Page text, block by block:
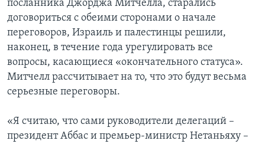
посланника Джорджа Митчелла, старались
договориться с обеими сторонами о начале
переговоров, Израиль и палестинцы решили,
наконец, в течение года урегулировать все
вопросы, касающиеся «окончательного статуса».
Митчелл рассчитывает на то, что это будут весьма
серьезные переговоры.
«Я считаю, что сами руководители делегаций –
президент Аббас и премьер-министр Нетаньяху –